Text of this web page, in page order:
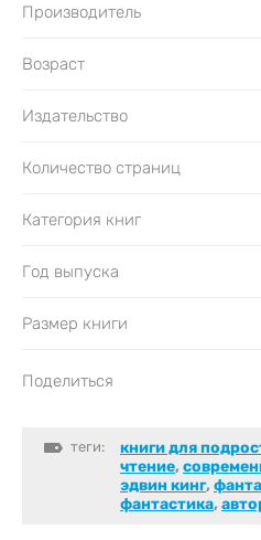
Производитель
Возраст
Издательство
Количество страниц
Категория книг
Год выпуска
Размер книги
Поделиться
теги: книги для
чтение,
эдвин кинг,
фантастика,